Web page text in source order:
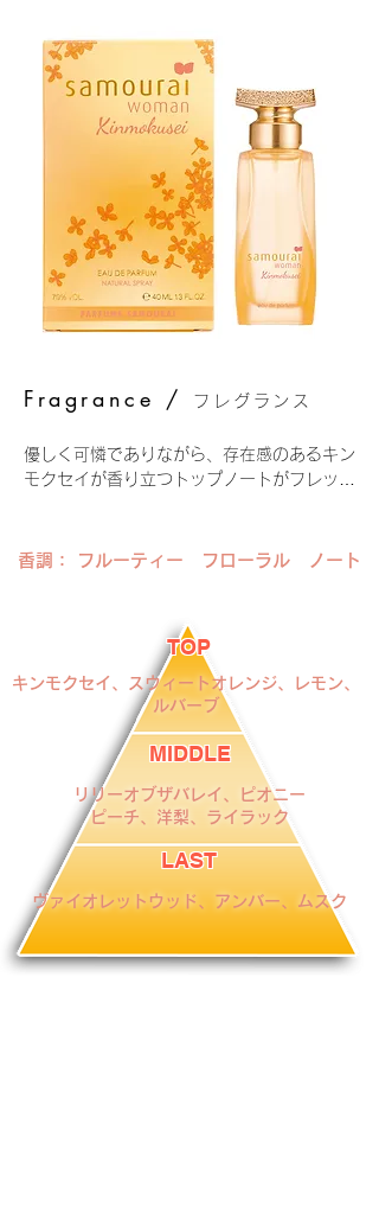
の花々が咲き誇り、目の前に広がる甘く明る
い香りの世界の高揚感を与えます。
Fragrance / フレグランス
優しく可憐でありながら、存在感のあるキン
モクセイが香り立つトップノートがフレッシ
ーチや洋梨の甘いフルーツが華やかに続きま
ない甘さが重なり、このフレグランスに奥行
きと深みを与えています。
香調： フルーティー フローラル ノート
リリーオブザバレイ、ピオニー
ピーチ、洋梨、ライラック
TOP
LAST
ヴァイオレットウッド、アンバー、ムスク
キンモクセイ、スウィートオレンジ、レモン、
ルバーブ
MIDDLE